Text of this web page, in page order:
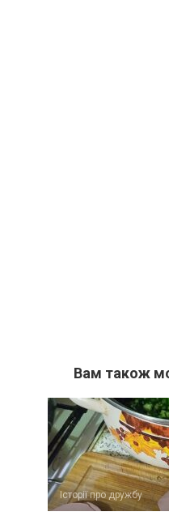
Вам також
Історії про дружбу